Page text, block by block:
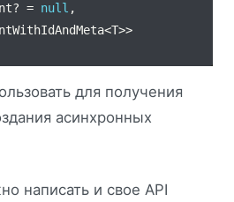
=
null
для получения
асинхронных
написать и свое API